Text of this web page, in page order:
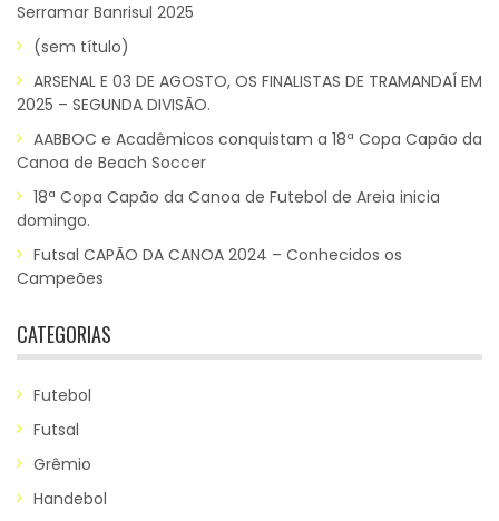
Serramar Banrisul 2025
(sem título)
ARSENAL E 03 DE AGOSTO, OS FINALISTAS DE TRAMANDAÍ EM
2025 – SEGUNDA DIVISÃO.
AABBOC e Acadêmicos conquistam a 18ª Copa Capão da
Canoa de Beach Soccer
18ª Copa Capão da Canoa de Futebol de Areia inicia
domingo.
Futsal CAPÃO DA CANOA 2024 – Conhecidos os
Campeões
CATEGORIAS
Futebol
Futsal
Grêmio
Handebol